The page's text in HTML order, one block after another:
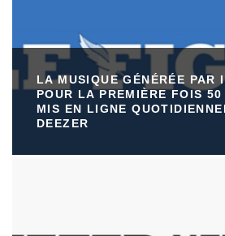
LA MUSIQUE GÉNÉRÉE PAR
POUR LA PREMIÈRE FOIS
MIS EN LIGNE
DEEZER